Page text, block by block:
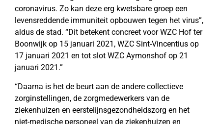
coronavirus. Zo kan deze erg kwetsbare groep een
levensreddende immuniteit opbouwen tegen het virus”,
aldus de stad. “Dit betekent concreet voor WZC Hof ter
Boonwijk op 15 januari 2021, WZC Sint-Vincentius op
17 januari 2021 en tot slot WZC Aymonshof op 21
januari 2021.”
“Daarna is het de beurt aan de andere collectieve
zorginstellingen, de zorgmedewerkers van de
ziekenhuizen en eerstelijnsgezondheidszorg en het
niet-medische personeel van de ziekenhuizen en